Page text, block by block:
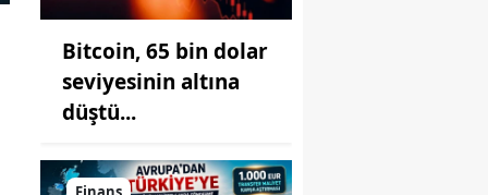
Bitcoin, 65 bin dolar
seviyesinin altına
düştü...